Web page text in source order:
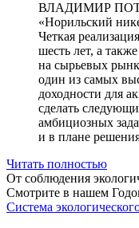
ВЛАДИМИР
«Норильский
Четкая
шесть лет, а
на сырьевых
один из самых
доходности для
сделать
амбициозных
и в плане
Читать полностью
От соблюдения
Смотрите в нашем
Система